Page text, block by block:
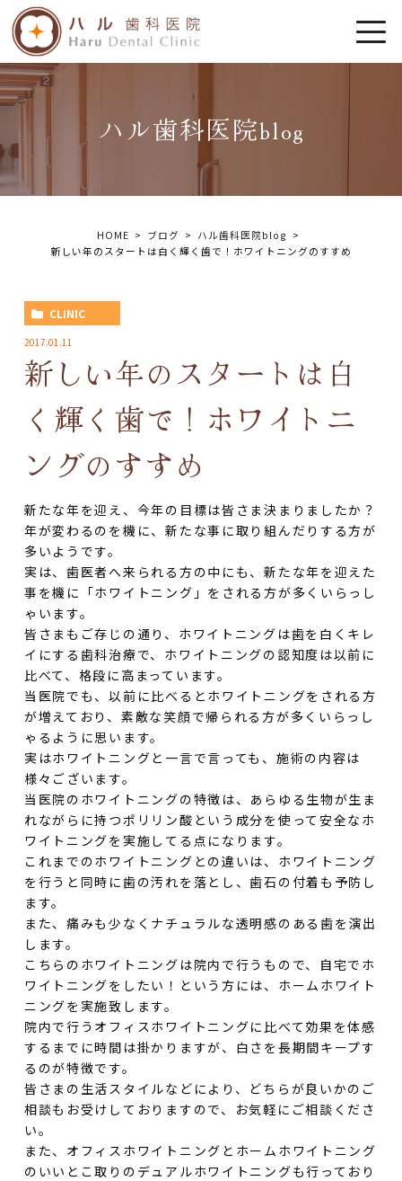
ハル歯科医院blog
HOME ブログ
ハル歯科医院blog
新しい年のスタートは白く輝く歯で！ホワイトニングのすすめ
CLINIC
2017.01.11
新しい年のスタートは白
く輝く歯で！ホワイトニ
ングのすすめ
新たな年を迎え、今年の目標は皆さま決まりましたか？
年が変わるのを機に、新たな事に取り組んだりする方が
多いようです。
実は、歯医者へ来られる方の中にも、新たな年を迎えた
事を機に「ホワイトニング」をされる方が多くいらっし
ゃいます。
皆さまもご存じの通り、ホワイトニングは歯を白くキレ
イにする歯科治療で、ホワイトニングの認知度は以前に
比べて、格段に高まっています。
当医院でも、以前に比べるとホワイトニングをされる方
が増えており、素敵な笑顔で帰られる方が多くいらっし
ゃるように思います。
実はホワイトニングと一言で言っても、施術の内容は
様々ございます。
当医院のホワイトニングの特徴は、あらゆる生物が生ま
れながらに持つポリリン酸という成分を使って安全なホ
ワイトニングを実施してる点になります。
これまでのホワイトニングとの違いは、ホワイトニング
を行うと同時に歯の汚れを落とし、歯石の付着も予防し
ます。
また、痛みも少なくナチュラルな透明感のある歯を演出
します。
こちらのホワイトニングは院内で行うもので、自宅でホ
ワイトニングをしたい！という方には、ホームホワイト
ニングを実施致します。
院内で行うオフィスホワイトニングに比べて効果を体感
するまでに時間は掛かりますが、白さを長期間キープす
るのが特徴です。
皆さまの生活スタイルなどにより、どちらが良いかのご
相談もお受けしておりますので、お気軽にご相談くださ
い。
また、オフィスホワイトニングとホームホワイトニング
のいいとこ取りのデュアルホワイトニングも行っており